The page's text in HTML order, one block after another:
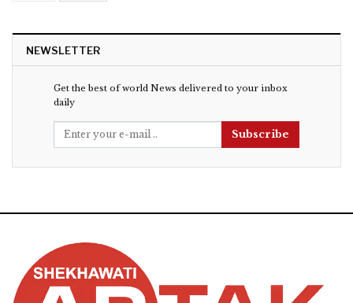
NEWSLETTER
Get the best of world News delivered to your inbox
daily
Subscribe